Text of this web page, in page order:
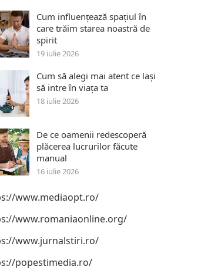
Cum influențează spațiul în
care trăim starea noastră de
spirit
19 iulie 2026
Cum să alegi mai atent ce lași
să intre în viața ta
18 iulie 2026
De ce oamenii redescoperă
plăcerea lucrurilor făcute
manual
16 iulie 2026
www.mediaopt.ro/
www.romaniaonline.org/
www.jurnalstiri.ro/
popestimedia.ro/